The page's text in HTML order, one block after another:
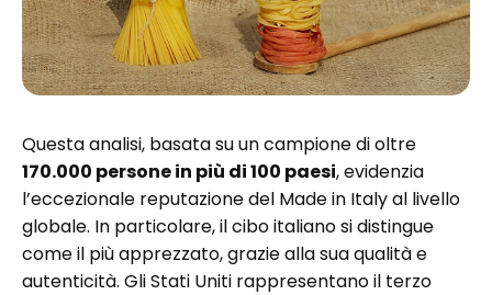
Questa analisi, basata su un campione di oltre
170.000 persone in più di 100 paesi, evidenzia
l’eccezionale reputazione del Made in Italy al livello
globale. In particolare, il cibo italiano si distingue
come il più apprezzato, grazie alla sua qualità e
autenticità. Gli Stati Uniti rappresentano il terzo